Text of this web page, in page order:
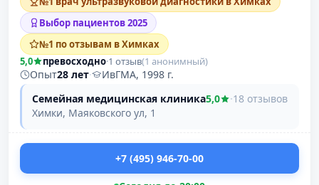
Выбор пациентов 2025
№1 по отзывам в Химках
5,0
превосходно·1 отзыв(1 анонимный)
Опыт28 лет·
ИвГМА, 1998 г.
Семейная медицинская клиника5,0 ·18 отзывов
Химки, Маяковского ул, 1
+7 (495) 946-70-00